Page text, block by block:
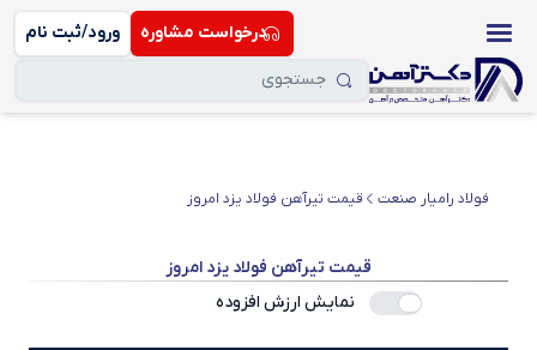
درخواست مشاوره ورود/ثبت نام
فولاد رامیار صنعت قیمت تیرآهن فولاد یزد امروز
قیمت تیرآهن فولاد یزد امروز
نمایش ارزش افزوده